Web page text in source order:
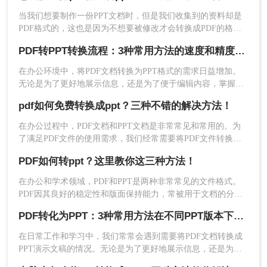
2、点击选择文件上传PDF文件。
3、上传要转换的PDF文件，自定设置页码选
当我们想要制作一份PPT文档时，但是我们收集到的资料却是
PDF格式的，这也是因为不想要被修改才会转换成PDF的格
式转ppt格式就是最好的方法了，那么要怎么将pdf格式转ppt格
式文件呢？下面就让小编来给大家详细的讲讲吧。
PDF转PPT转换流程：3种常用方法的速度和精度对比！
在办公环境中，将PDF文档转换为PPT格式的需求日益增加。
无论是为了更好地展示信息，还是为了便于编辑内容，掌握几
换呢？本文将介绍三种常用的方法来实现这一转换。
pdf如何免费转换成ppt？三种不错的解决方法！
在办公过程中，PDF文档和PPT文档是非常常见和常用的。为
了满足PDF文件的使用需求，我们经常需要将PDF文件转换为
件。那pdf如何免费转换成ppt？接下来分享一些实用的PDF转换
方法，一起来看看吧。
PDF如何转ppt？这里教你这三种方法！
在办公和学术领域，PDF和PPT是两种非常常见的文件格式。
PDF因其良好的稳定性和版面保持能力，常被用于文档的分享
和讲解的首选。然而，在实际应用中，我们常常需要将PDF文
件转换为PPT格式，以便更好地进行编辑和演示。那么PDF如
何转ppt呢？本文将详细介绍PDF转PPT的几种常用方法，帮助
您高效实现文档格式转换。
PDF转化为PPT：3种常用方法在不同PPT版本下的兼容性！
在日常工作和学习中，我们常常会遇到需要将PDF文档转换成
PPT演示文稿的情况。无论是为了更好地展示信息，还是为了